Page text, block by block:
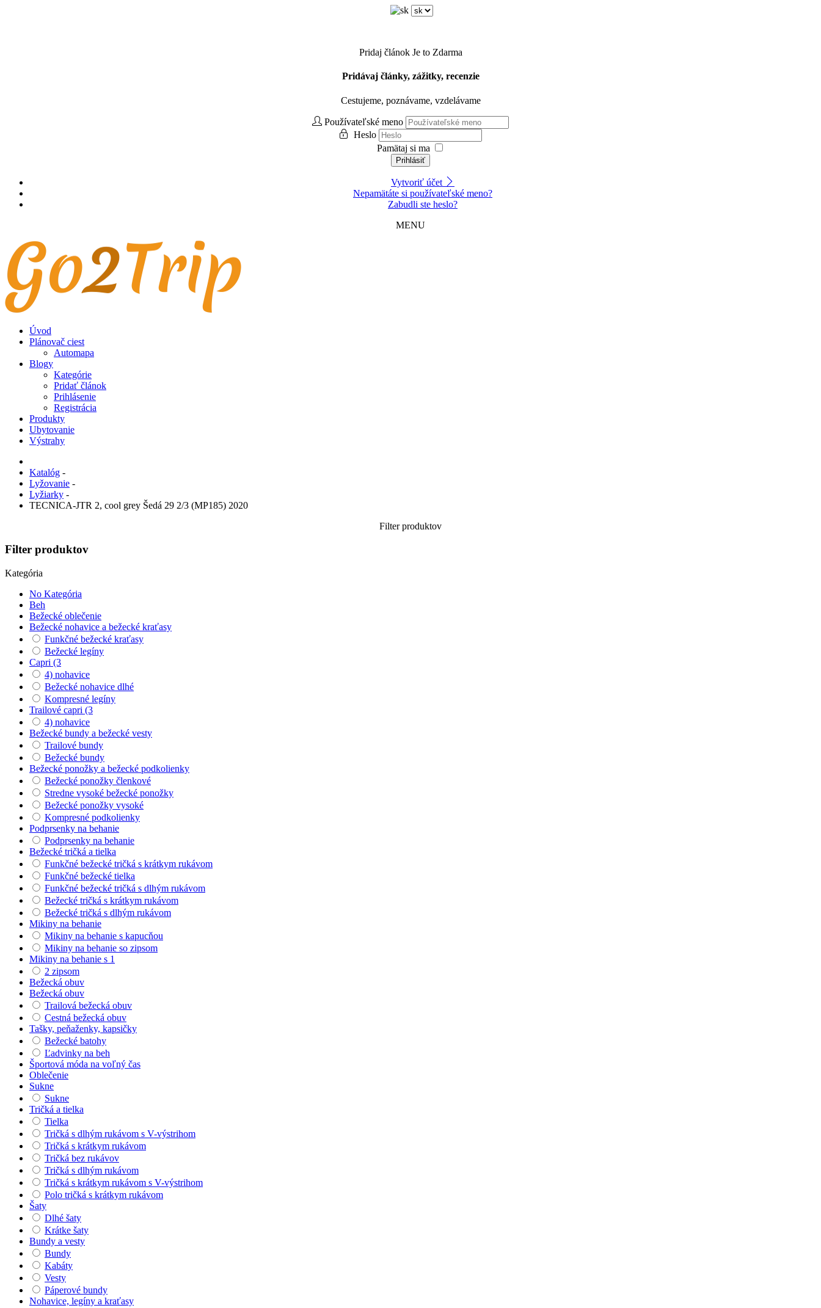
Pridaj článok Je to Zdarma
Pridávaj články, zážitky, recenzie
Cestujeme, poznávame, vzdelávame
Používateľské meno
Heslo
Pamätaj si ma
Prihlásiť
Vytvoriť účet
Nepamätáte si používateľské meno?
Zabudli ste heslo?
MENU
Úvod
Plánovač ciest
Automapa
Blogy
Kategórie
Pridať článok
Prihlásenie
Registrácia
Produkty
Ubytovanie
Výstrahy
Katalóg -
Lyžovanie -
Lyžiarky -
TECNICA-JTR 2, cool grey Šedá 29 2/3 (MP185) 2020
Filter produktov
Filter produktov
Kategória
No Kategória
Beh
Bežecké oblečenie
Bežecké nohavice a bežecké kraťasy
Funkčné bežecké kraťasy
Bežecké legíny
Capri (3
4) nohavice
Bežecké nohavice dlhé
Kompresné legíny
Trailové capri (3
4) nohavice
Bežecké bundy a bežecké vesty
Trailové bundy
Bežecké bundy
Bežecké ponožky a bežecké podkolienky
Bežecké ponožky členkové
Stredne vysoké bežecké ponožky
Bežecké ponožky vysoké
Kompresné podkolienky
Podprsenky na behanie
Podprsenky na behanie
Bežecké tričká a tielka
Funkčné bežecké tričká s krátkym rukávom
Funkčné bežecké tielka
Funkčné bežecké tričká s dlhým rukávom
Bežecké tričká s krátkym rukávom
Bežecké tričká s dlhým rukávom
Mikiny na behanie
Mikiny na behanie s kapucňou
Mikiny na behanie so zipsom
Mikiny na behanie s 1
2 zipsom
Bežecká obuv
Bežecká obuv
Trailová bežecká obuv
Cestná bežecká obuv
Tašky, peňaženky, kapsičky
Bežecké batohy
Ľadvinky na beh
Športová móda na voľný čas
Oblečenie
Sukne
Sukne
Tričká a tielka
Tielka
Tričká s dlhým rukávom s V-výstrihom
Tričká s krátkym rukávom
Tričká bez rukávov
Tričká s dlhým rukávom
Tričká s krátkym rukávom s V-výstrihom
Polo tričká s krátkym rukávom
Šaty
Dlhé šaty
Krátke šaty
Bundy a vesty
Bundy
Kabáty
Vesty
Páperové bundy
Nohavice, legíny a kraťasy